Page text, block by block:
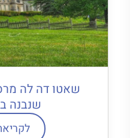
שאטו דה לה
שנבנה